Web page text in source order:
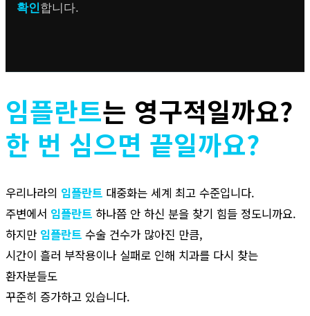
확인합니다.
임플란트는 영구적일까요?
한 번 심으면 끝일까요?
우리나라의 임플란트 대중화는 세계 최고 수준입니다.
주변에서 임플란트 하나쯤 안 하신 분을 찾기 힘들 정도니까요.
하지만 임플란트 수술 건수가 많아진 만큼,
시간이 흘러 부작용이나 실패로 인해 치과를 다시 찾는
환자분들도
꾸준히 증가하고 있습니다.